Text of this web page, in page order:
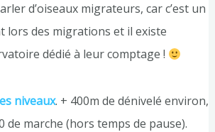
d’oiseaux migrateurs, car c’est un
lors des migrations et il existe
dédié à leur comptage !
niveaux. + 400m de dénivelé environ,
de marche (hors temps de pause).